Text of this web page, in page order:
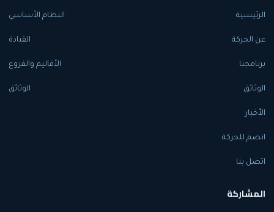
الرئيسية
عن الحركة
برنامجنا
الوثائق
الأخبار
انضم للحركة
اتصل بنا
النظام الأساسي
القيادة
الأقاليم والفروع
الوثائق
المشاركة